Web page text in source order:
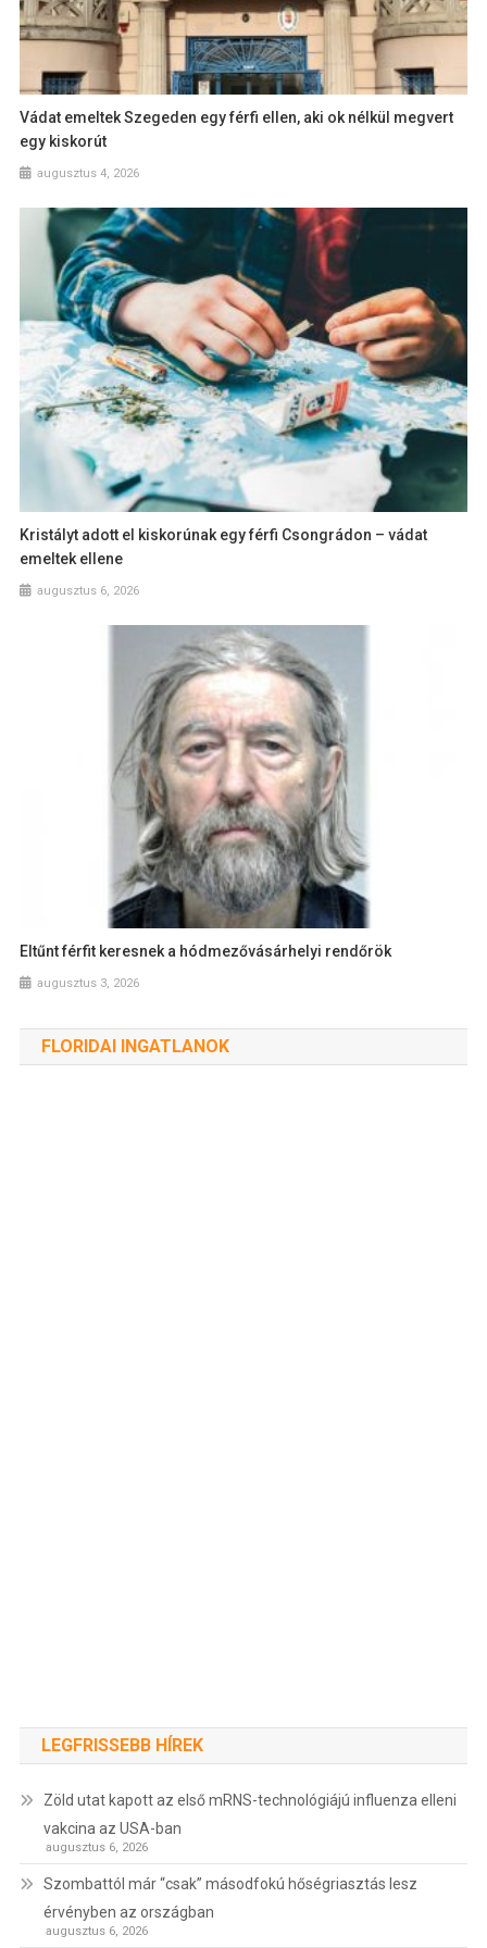
Vádat emeltek Szegeden egy férfi ellen, aki ok nélkül megvert
egy kiskorút
augusztus 4, 2026
Kristályt adott el kiskorúnak egy férfi Csongrádon – vádat
emeltek ellene
augusztus 6, 2026
Eltűnt férfit keresnek a hódmezővásárhelyi rendőrök
augusztus 3, 2026
FLORIDAI INGATLANOK
LEGFRISSEBB HÍREK
Zöld utat kapott az első mRNS-technológiájú influenza elleni
vakcina az USA-ban
augusztus 6, 2026
Szombattól már “csak” másodfokú hőségriasztás lesz
érvényben az országban
augusztus 6, 2026